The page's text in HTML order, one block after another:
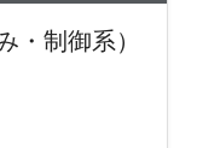
・制御系）